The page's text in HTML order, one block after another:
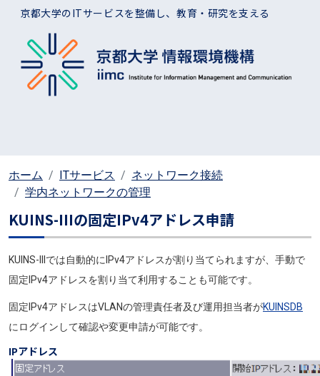
メインコンテンツに移動
京都大学のITサービスを整備し、教育・研究を支える
ホーム ITサービス
ネットワーク接続
学内ネットワークの管理
KUINS-IIIの固定IPv4アドレス申請
KUINS-IIIでは自動的にIPv4アドレスが割り当てられますが、手動で
固定IPv4アドレスを割り当て利用することも可能です。
固定IPv4アドレスはVLANの管理責任者及び運用担当者がKUINSDB
にログインして確認や変更申請が可能です。
IPアドレス
画像